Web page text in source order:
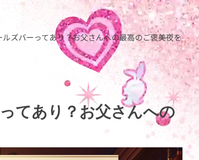
ズバーってあり？お父さんへの最高のご褒美夜を
てあり？お父さんへの